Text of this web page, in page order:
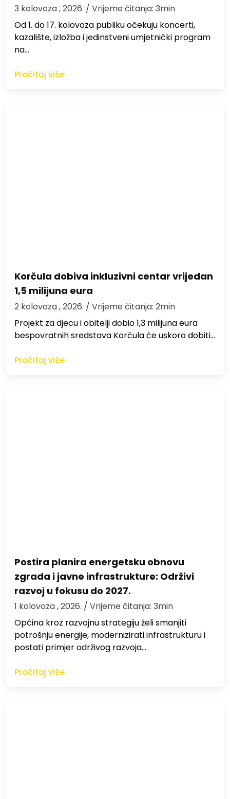
3 kolovoza , 2026. / Vrijeme čitanja: 3min
Od 1. do 17. kolovoza publiku očekuju koncerti,
kazalište, izložba i jedinstveni umjetnički program
na…
Pročitaj više
Korčula dobiva inkluzivni centar vrijedan
1,5 milijuna eura
2 kolovoza , 2026. / Vrijeme čitanja: 2min
Projekt za djecu i obitelji dobio 1,3 milijuna eura
bespovratnih sredstava Korčula će uskoro dobiti…
Pročitaj više
Postira planira energetsku obnovu
zgrada i javne infrastrukture: Održivi
razvoj u fokusu do 2027.
1 kolovoza , 2026. / Vrijeme čitanja: 3min
Općina kroz razvojnu strategiju želi smanjiti
potrošnju energije, modernizirati infrastrukturu i
postati primjer održivog razvoja…
Pročitaj više